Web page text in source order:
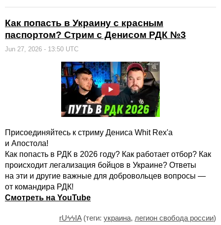
Как попасть в Украину с красным
паспортом? Стрим с Денисом РДК №3
Jun 27, 2026 - 13:50 UTC
Присоединяйтесь к стриму Дениса Whit Rex'а
и Апостола!
Как попасть в РДК в 2026 году? Как работает отбор? Как
происходит легализация бойцов в Украине? Ответы
на эти и другие важные для добровольцев вопросы —
от командира РДК!
Смотреть на YouTube
rUϟϟIA(теги: украина, легион свобода россии)